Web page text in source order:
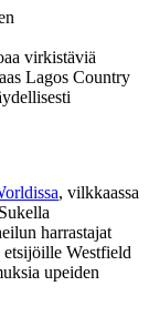
virkistäviä
Lagos Country
, vilkkaassa
harrastajat
Westfield
upeiden